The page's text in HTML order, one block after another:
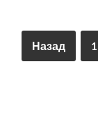
Назад 1